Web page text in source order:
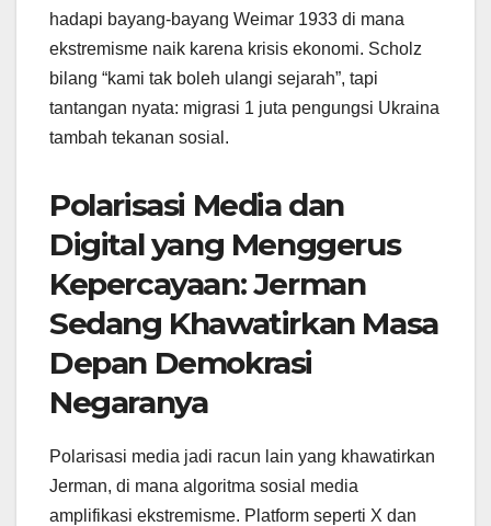
hadapi bayang-bayang Weimar 1933 di mana
ekstremisme naik karena krisis ekonomi. Scholz
bilang “kami tak boleh ulangi sejarah”, tapi
tantangan nyata: migrasi 1 juta pengungsi Ukraina
tambah tekanan sosial.
Polarisasi Media dan
Digital yang Menggerus
Kepercayaan: Jerman
Sedang Khawatirkan Masa
Depan Demokrasi
Negaranya
Polarisasi media jadi racun lain yang khawatirkan
Jerman, di mana algoritma sosial media
amplifikasi ekstremisme. Platform seperti X dan